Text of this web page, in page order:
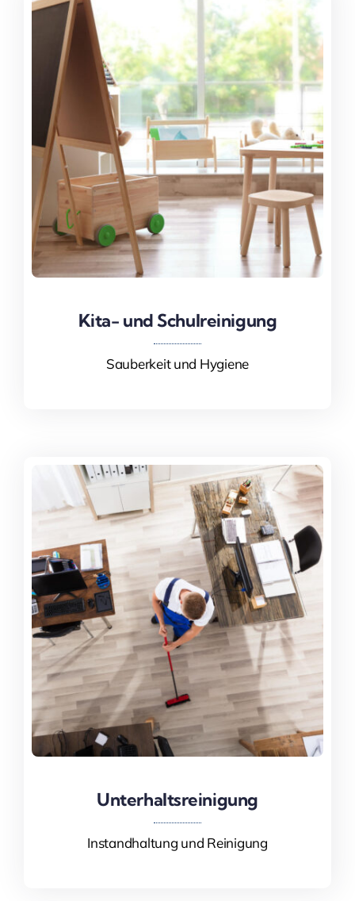
Kita- und Schulreinigung
Sauberkeit und Hygiene
Kita- und Schulreinigung
Mehr Informationen
Unterhaltsreinigung
Instandhaltung und Reinigung
Unterhaltsreinigung
Mehr Informationen